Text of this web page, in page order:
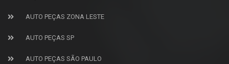
AUTO PEÇAS ZONA LESTE
AUTO PEÇAS SP
AUTO PEÇAS SÃO PAULO